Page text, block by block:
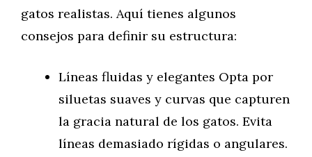
gatos realistas. Aquí tienes algunos
consejos para definir su estructura:
Líneas fluidas y elegantes Opta por
siluetas suaves y curvas que capturen
la gracia natural de los gatos. Evita
líneas demasiado rígidas o angulares.